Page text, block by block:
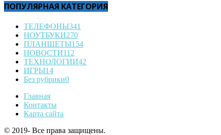
ПОПУЛЯРНАЯ КАТЕГОРИЯ
ТЕЛЕФОНЫ341
НОУТБУКИ270
ПЛАНШЕТЫ154
НОВОСТИ112
ТЕХНОЛОГИИ42
ИГРЫ14
Без рубрики0
Главная
Контакты
Карта сайта
© 2019- Все права защищены.